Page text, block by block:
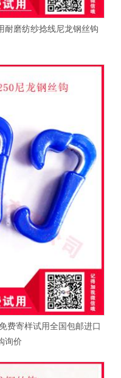
耐磨纺纱捻线尼龙钢丝钩
费寄样试用全国包邮进口
询价